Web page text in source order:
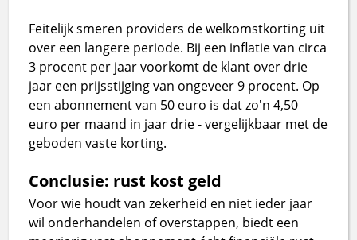
Feitelijk smeren providers de welkomstkorting uit
over een langere periode. Bij een inflatie van circa
3 procent per jaar voorkomt de klant over drie
jaar een prijsstijging van ongeveer 9 procent. Op
een abonnement van 50 euro is dat zo'n 4,50
euro per maand in jaar drie - vergelijkbaar met de
geboden vaste korting.
Conclusie: rust kost geld
Voor wie houdt van zekerheid en niet ieder jaar
wil onderhandelen of overstappen, biedt een